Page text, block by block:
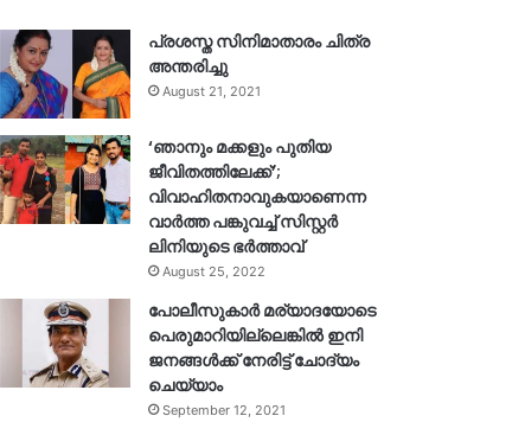
പ്രശസ്ത സിനിമാതാരം ചിത്ര
അന്തരിച്ചു
August 21, 2021
‘ഞാനും മക്കളും പുതിയ
ജീവിതത്തിലേക്ക്’;
വിവാഹിതനാവുകയാണെന്ന
വാർത്ത പങ്കുവച്ച് സിസ്റ്റർ
ലിനിയുടെ ഭർത്താവ്
August 25, 2022
പോലീസുകാര്‍ മര്യാദയോടെ
പെരുമാറിയില്ലെങ്കില്‍ ഇനി
ജനങ്ങള്‍ക്ക് നേരിട്ട് ചോദ്യം
ചെയ്യാം
September 12, 2021